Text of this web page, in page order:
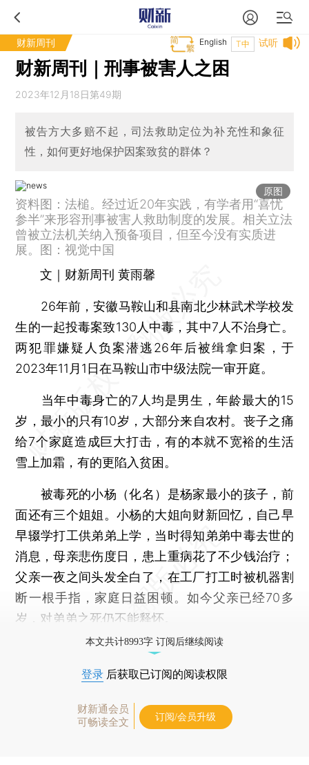
财新周刊 试听
T中
English
财新周刊｜刑事被害人之困
2023年12月18日第49期
被告方大多赔不起，司法救助定位为补充性和象征
性，如何更好地保护因案致贫的群体？
原图
资料图：法槌。经过近20年实践，有学者用“喜忧
参半”来形容刑事被害人救助制度的发展。相关立法
曾被立法机关纳入预备项目，但至今没有实质进
展。图：视觉中国
文｜财新周刊 黄雨馨
26年前，安徽马鞍山和县南北少林武术学校发
生的一起投毒案致130人中毒，其中7人不治身亡。
两犯罪嫌疑人负案潜逃26年后被缉拿归案，于
2023年11月1日在马鞍山市中级法院一审开庭。
当年中毒身亡的7人均是男生，年龄最大的15
岁，最小的只有10岁，大部分来自农村。丧子之痛
给7个家庭造成巨大打击，有的本就不宽裕的生活
雪上加霜，有的更陷入贫困。
被毒死的小杨（化名）是杨家最小的孩子，前
面还有三个姐姐。小杨的大姐向财新回忆，自己早
早辍学打工供弟弟上学，当时得知弟弟中毒去世的
消息，母亲悲伤度日，患上重病花了不少钱治疗；
父亲一夜之间头发全白了，在工厂打工时被机器割
断一根手指，家庭日益困顿。如今父亲已经70多
岁，对弟弟之死仍不能释怀。
本文共计8993字 订阅后继续阅读
登录 后获取已订阅的阅读权限
财新通会员
可畅读全文
订阅/会员升级